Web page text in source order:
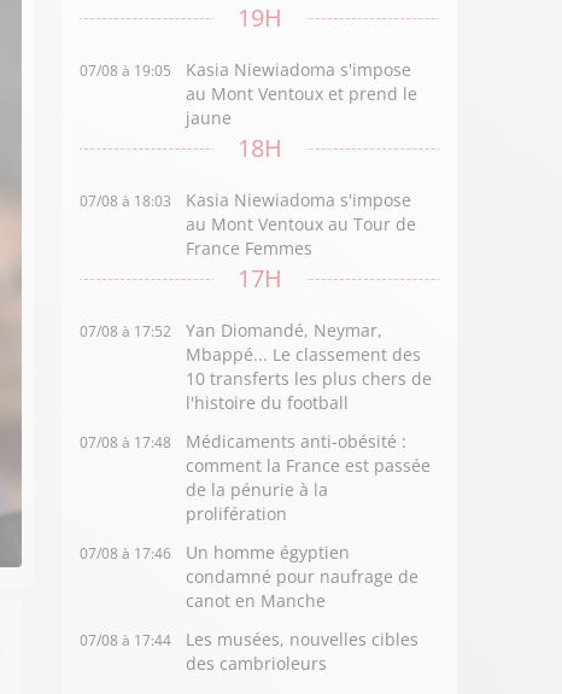
19H
07/08 à 19:05
Kasia Niewiadoma s'impose
au Mont Ventoux et prend le
jaune
18H
07/08 à 18:03
Kasia Niewiadoma s'impose
au Mont Ventoux au Tour de
France Femmes
17H
07/08 à 17:52
Yan Diomandé, Neymar,
Mbappé... Le classement des
10 transferts les plus chers de
l'histoire du football
07/08 à 17:48
Médicaments anti-obésité :
comment la France est passée
de la pénurie à la
prolifération
07/08 à 17:46
Un homme égyptien
condamné pour naufrage de
canot en Manche
07/08 à 17:44
Les musées, nouvelles cibles
des cambrioleurs